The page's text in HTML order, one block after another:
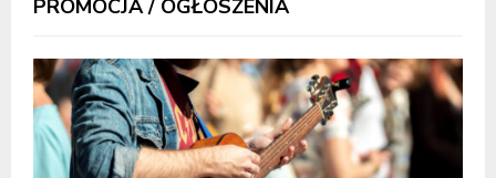
PROMOCJA / OGŁOSZENIA